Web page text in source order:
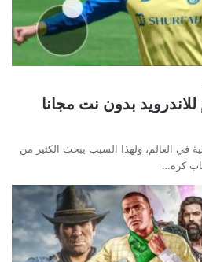
بدون نت مجانا
في العالم، ولهذا السبب يبحث الكثير من
كرة…